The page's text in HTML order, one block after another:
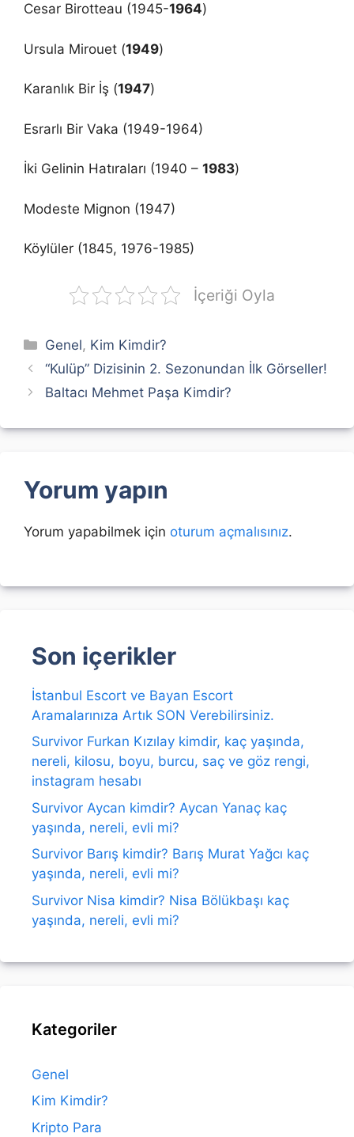
Cesar Birotteau (1945-1964)
Ursula Mirouet (1949)
Karanlık Bir İş (1947)
Esrarlı Bir Vaka (1949-1964)
İki Gelinin Hatıraları (1940 – 1983)
Modeste Mignon (1947)
Köylüler (1845, 1976-1985)
İçeriği Oyla
Kategoriler
Genel, Kim Kimdir?
“Kulüp” Dizisinin 2. Sezonundan İlk Görseller!
Baltacı Mehmet Paşa Kimdir?
Yorum yapın
Yorum yapabilmek için oturum açmalısınız.
Son içerikler
İstanbul Escort ve Bayan Escort
Aramalarınıza Artık SON Verebilirsiniz.
Survivor Furkan Kızılay kimdir, kaç yaşında,
nereli, kilosu, boyu, burcu, saç ve göz rengi,
instagram hesabı
Survivor Aycan kimdir? Aycan Yanaç kaç
yaşında, nereli, evli mi?
Survivor Barış kimdir? Barış Murat Yağcı kaç
yaşında, nereli, evli mi?
Survivor Nisa kimdir? Nisa Bölükbaşı kaç
yaşında, nereli, evli mi?
Kategoriler
Genel
Kim Kimdir?
Kripto Para